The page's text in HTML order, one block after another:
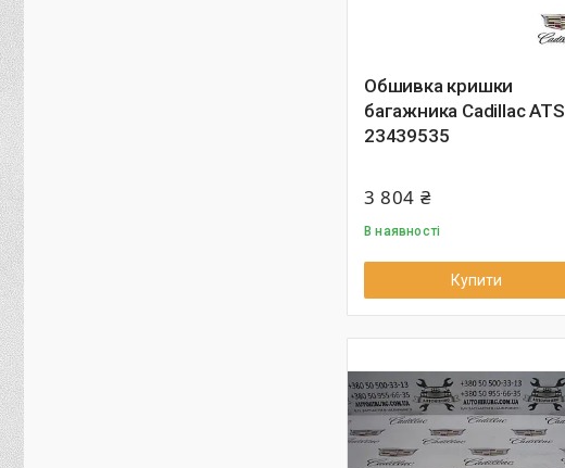
Обшивка кришки
багажника Cadillac ATS
23439535
3 804 ₴
В наявності
Купити